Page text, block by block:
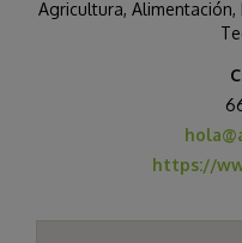
Agricultura, Alimentación,
https://